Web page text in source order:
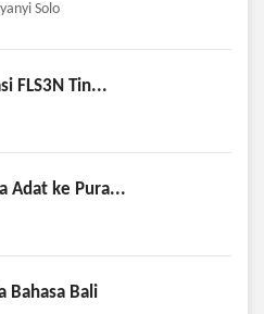
Solo
FLS3N Tin...
Adat ke Pura...
Bahasa Bali